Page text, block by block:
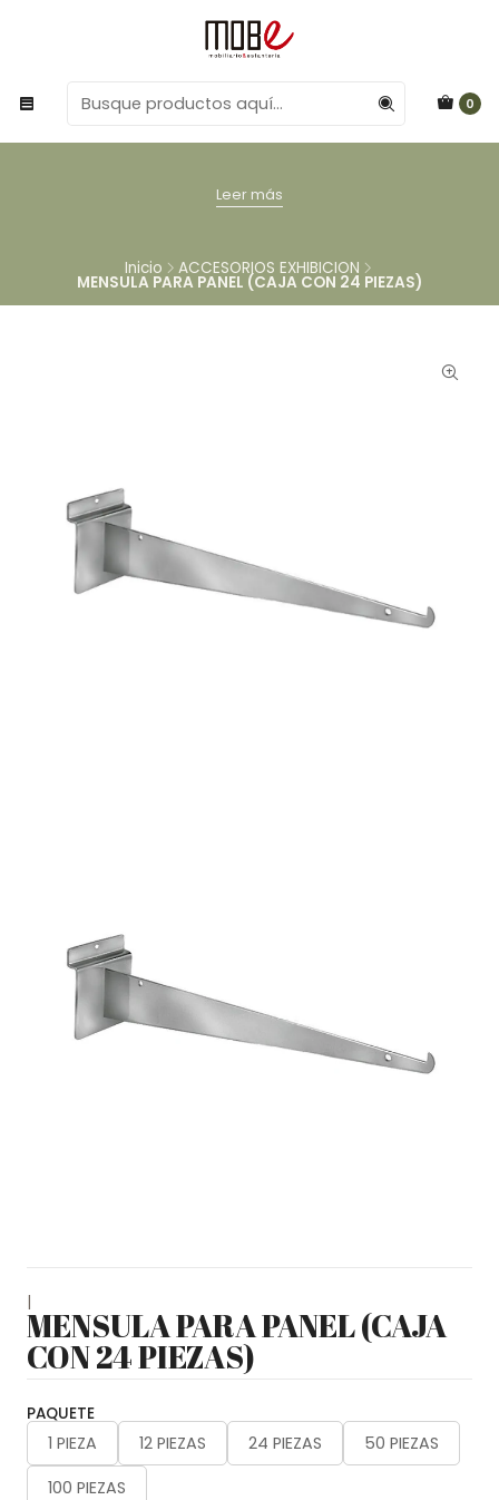
0
Leer más
Inicio ACCESORIOS EXHIBICION
MENSULA PARA PANEL (CAJA CON 24 PIEZAS)
|
MENSULA PARA PANEL (CAJA
CON 24 PIEZAS)
PAQUETE
1 PIEZA 12 PIEZAS 24 PIEZAS
50 PIEZAS
100 PIEZAS